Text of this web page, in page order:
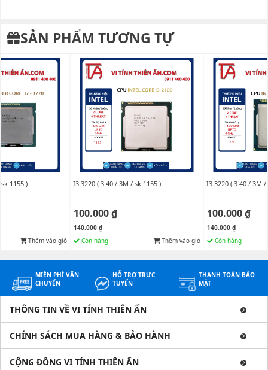
SẢN PHẨM TƯƠNG TỰ
1155 )
Thêm vào giỏ
I3 3220 ( 3.40 / 3M / sk 1155 )
100.000 ₫
140.000 ₫
Còn hàng
Thêm vào giỏ
I3 3220 ( 3.40 / 3M /
100.000 ₫
140.000 ₫
Còn hàng
MIỄN PHÍ VẬN
CHUYỂN
HỖ TRỢ TRỰC
TUYẾN
THANH TOÁN BẢO
MẬT
THÔNG TIN VỀ VI TÍNH THIÊN ẤN
CHÍNH SÁCH MUA HÀNG & BẢO HÀNH
CỘNG ĐỒNG VI TÍNH THIÊN ẤN